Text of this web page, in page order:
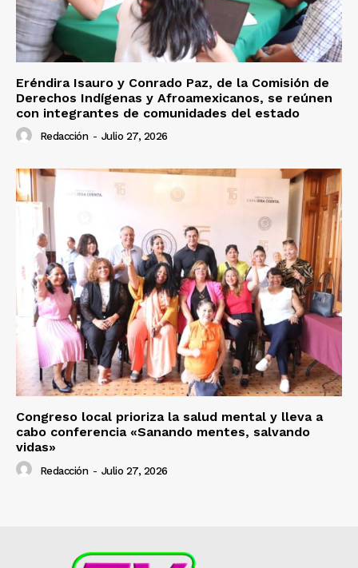
Eréndira Isauro y Conrado Paz, de la Comisión de
Derechos Indígenas y Afroamexicanos, se reúnen
con integrantes de comunidades del estado
Redacción - Julio 27, 2026
Congreso local prioriza la salud mental y lleva a
cabo conferencia «Sanando mentes, salvando
vidas»
Redacción - Julio 27, 2026